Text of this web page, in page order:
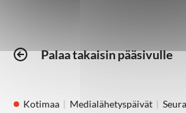
Palaa takaisin pääsivulle
Kotimaa Medialähetyspäivät